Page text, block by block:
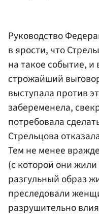
Руководство
в ярости, что
на такое событие, и
строжайший
выступала против
забеременела,
потребовала
Стрельцова
Тем не менее
(с которой они
разгульный образ
преследовали
разрушительно